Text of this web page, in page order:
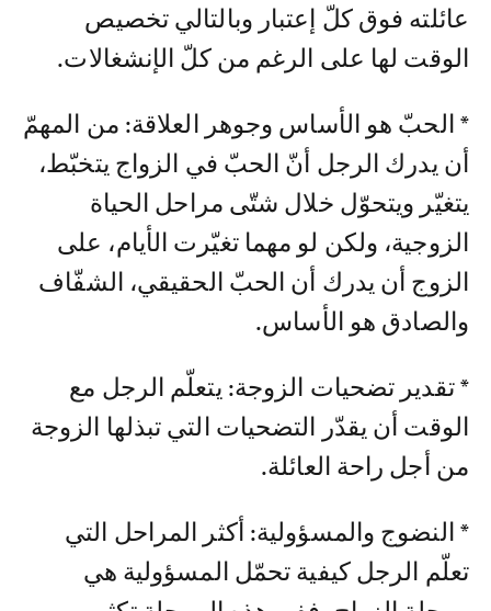
عائلته فوق كلّ إعتبار وبالتالي تخصيص
الوقت لها على الرغم من كلّ الإنشغالات.
* الحبّ هو الأساس وجوهر العلاقة: من المهمّ
أن يدرك الرجل أنّ الحبّ في الزواج يتخبّط،
يتغيّر ويتحوّل خلال شتّى مراحل الحياة
الزوجية، ولكن لو مهما تغيّرت الأيام، على
الزوج أن يدرك أن الحبّ الحقيقي، الشفّاف
والصادق هو الأساس.
* تقدير تضحيات الزوجة: يتعلّم الرجل مع
الوقت أن يقدّر التضحيات التي تبذلها الزوجة
من أجل راحة العائلة.
* النضوج والمسؤولية: أكثر المراحل التي
تعلّم الرجل كيفية تحمّل المسؤولية هي